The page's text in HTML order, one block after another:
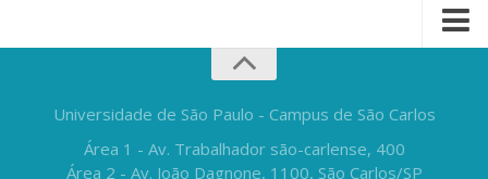
Universidade de São Paulo - Campus de São Carlos
Área 1 - Av. Trabalhador são-carlense, 400
Área 2 - Av. João Dagnone, 1100, São Carlos/SP